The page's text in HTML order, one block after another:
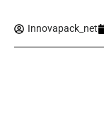
Innovapack_net